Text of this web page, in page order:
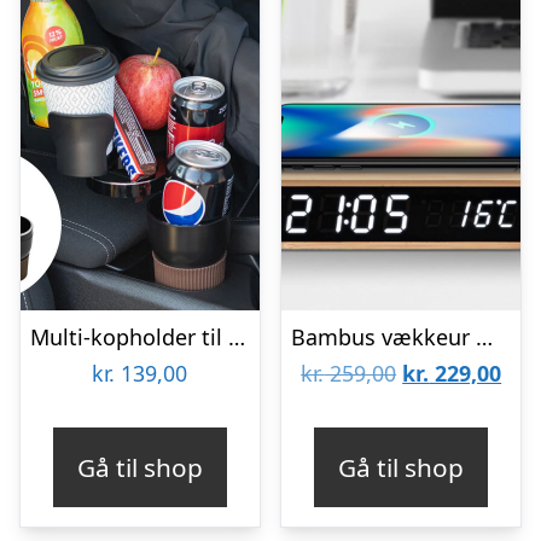
Multi-kopholder til Bilen
kr. 139,00
Gå til shop
Bambus vækkeur med trådløs opladning
kr.259,00 Den
kr. 259,00.
kr. 229,00Den
kr.
Gå til shop